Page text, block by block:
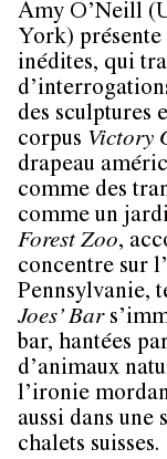
Amy O’Neill
York)
inédites, qui
des sculptures
corpus Victory
drapeau
comme des
comme un
Forest Zoo,
concentre sur
Pennsylvanie,
Joes’ Bar
bar, hantées
d’animaux
l’ironie
aussi dans une
chalets suisses.